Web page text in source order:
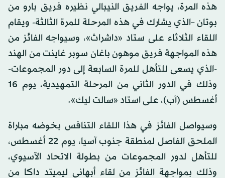
هذه المرة، يواجه الفريق النيبالي نظيره فريق بارو من
بوتان –الذي يشارك في هذه المرحلة للمرة الثالثة- ويقام
اللقاء الثلاثاء على ستاد «داشراث»، وسيواجه الفائز من
هذه المواجهة فريق موهون باغان سوبر غاينت من الهند
-الذي يسعى للتأهل للمرة السابعة إلى دور المجموعات-
وذلك في الدور الثاني من المرحلة التمهيدية، يوم 16
أغسطس (آب)، على استاد «سالت ليك».
وسيواصل الفائز في هذا اللقاء التنافس بخوضه مباراة
الملحق الفاصل لمنطقة جنوب آسيا، يوم 22 أغسطس،
للتأهل لدور المجموعات من بطولة الاتحاد الآسيوي،
وذلك بمواجهة الفائز من لقاء أبهاني ليميتد داكا من